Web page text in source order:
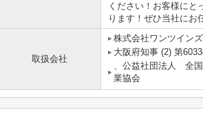
ください！お客様にと
ります！ぜひ当社にお
取扱会社
株式会社ワンツイン
大阪府知事 (2) 第
、公益社団法人 全国
業協会